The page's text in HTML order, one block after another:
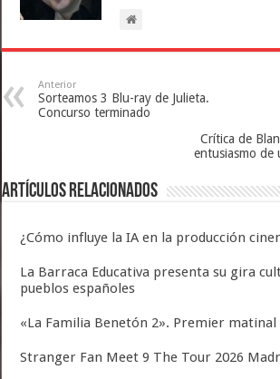
Anterior
Sorteamos 3 Blu-ray de Julieta.
Concurso terminado
Crítica de
entusiasmo de
Artículos relacionados
¿Cómo influye la IA en la producción
La Barraca Educativa presenta su gira
pueblos españoles
«La Familia Benetón 2». Premier
Stranger Fan Meet 9 The Tour 2026